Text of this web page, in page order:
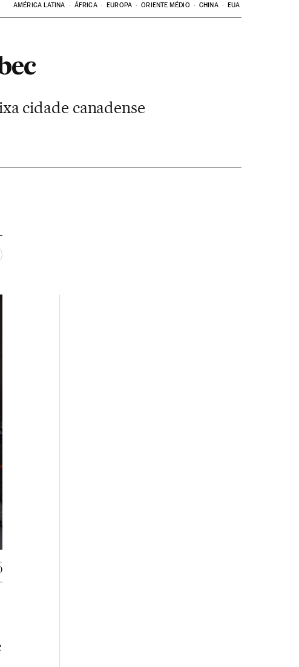
AMÉRICA LATINA ÁFRICA EUROPA ORIENTE MÉDIO CHINA EUA
cidade canadense